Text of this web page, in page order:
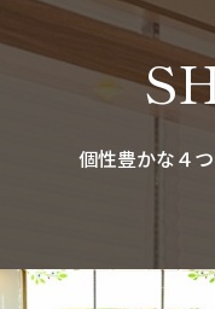
個性豊かな４